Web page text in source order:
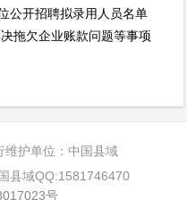
公开招聘拟录用人员名单
拖欠企业账款问题等事项
护单位：中国县域
县域QQ:1581746470
号